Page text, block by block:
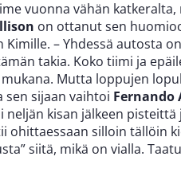
vuonna vähän
on ottanut sen
– Yhdessä autosta
takia. Koko tiimi ja
Mutta loppujen
sen sijaan vaihtoi Fernando
kisan jälkeen pisteittä
ohittaessaan silloin tällöin
siitä, mikä on vialla.